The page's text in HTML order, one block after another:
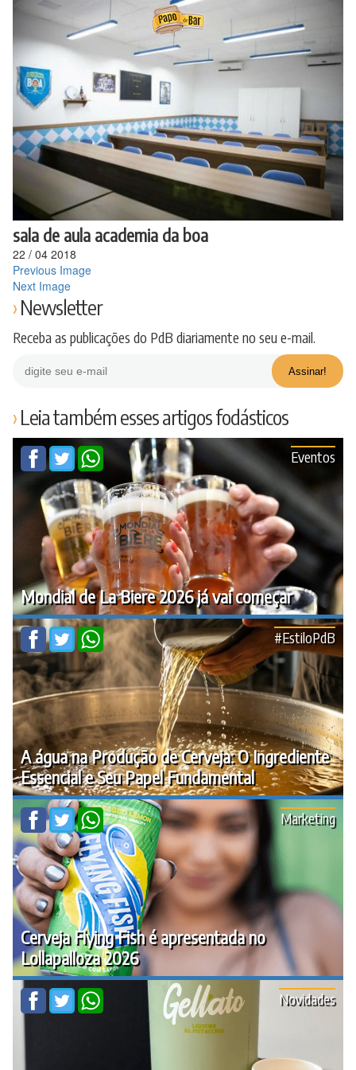
conteúdo
sala de aula academia da boa
22 / 04 2018
Previous Image
Next Image
Newsletter
Receba as publicações do PdB diariamente no seu e-mail.
Leia também esses artigos fodásticos
Mondial de La Biere 2026 já vai começar
Eventos
A água na Produção de Cerveja: O Ingrediente
Essencial e Seu Papel Fundamental
#EstiloPdB
Cerveja Flying Fish é apresentada no
Lollapalloza 2026
Marketing
Novidades